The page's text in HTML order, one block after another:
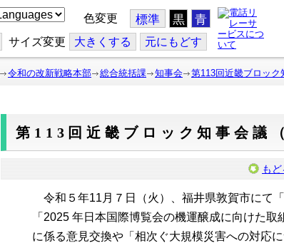
色変更 標準 黒 青
サイズ変更 大きくする 元にもどす
令和の改新戦略本部 総合統括課 知事会 第113回近畿ブロック
第113回近畿ブロック知事会議
もど
令和５年11月７日（火）、福井県敦賀市にて
「2025 年日本国際博覧会の機運醸成に向けた取
に係る意見交換や「相次ぐ大規模災害への対応